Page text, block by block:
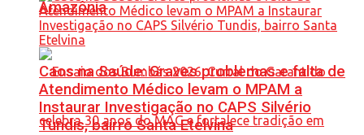
Amazônia
Caos na Saúde: Graves problemas e falta de
Atendimento Médico levam o MPAM a
Instaurar Investigação no CAPS Silvério
Tundis, bairro Santa Etelvina